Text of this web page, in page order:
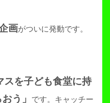
画がついに発動です。
スを子ども食堂に持
う」
です。キャッチー